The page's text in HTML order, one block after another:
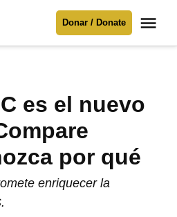
necesitamos
Donar
Donar / Donate
es el nuevo
por qué
enriquecer la